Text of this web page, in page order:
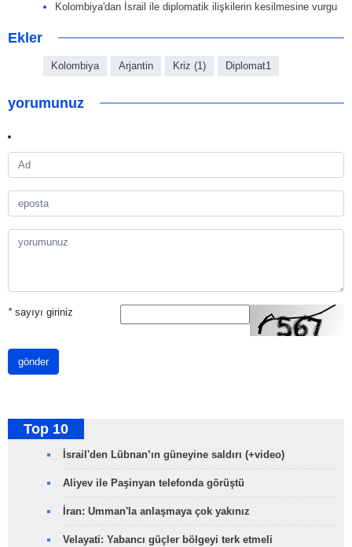
Kolombiya'dan İsrail ile diplomatik ilişkilerin kesilmesine vurgu
Ekler
Kolombiya Arjantin Kriz (1) Diplomat1
yorumunuz
*sayıyı giriniz
gönder
Top 10
İsrail'den Lübnan’ın güneyine saldırı (+video)
Aliyev ile Paşinyan telefonda görüştü
İran: Umman'la anlaşmaya çok yakınız
Velayati: Yabancı güçler bölgeyi terk etmeli